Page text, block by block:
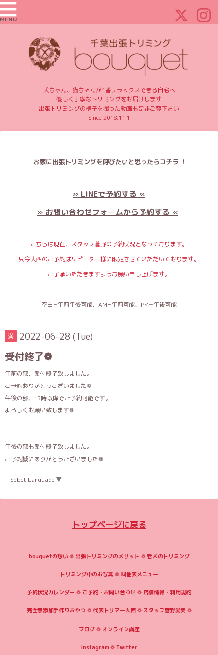
MENU
犬ちゃん、猫ちゃんが1番リラックスできる自宅へ
優しく丁寧なトリミングをお届けします
出張トリミングの様子を撮った動画も是非ご覧下さい
- Since 2018.11.1 -
お家に出張トリミングを呼びたいと思ったらコチラ ！
» LINEで予約する «
» お問い合わせフォームから予約する «
こちらは現在、スタッフ菅野の予約状況となっております。
只今大西のご予約はリピーター様に限定させていただいております。
ご了承いただきますようお願い申し上げます。
空白=午前午後可能、AM=午前可能、PM=午後可能
満 2022-06-28 (Tue)
受付終了❁
午前の部、受付終了致しました。
ご予約ありがとうございました❁
午後の部、15時以降でご予約可能です。
よろしくお願い致します❁
----------
午後の部も受付終了致しました。
ご予約誠にありがとうございました❁︎
Select Language ▼
トップページに戻る
bouquetの想い ❁ 出張トリミングのメリット ❁老犬のトリミング
トリミング中のお写真 ❁料金表メニュー
予約状況カレンダー ❁ ご予約・お問い合わせ ❁ 店舗情報・利用規約
完全無添加手作りおやつ ❁代表トリマー大西❁ スタッフ菅野愛美 ❁
ブログ❁ オンライン講座
Instagram ❁Twitter